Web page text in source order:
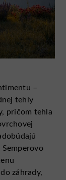
–
tehly
pričom tehla
záhrady,